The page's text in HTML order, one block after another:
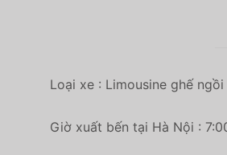
Loại xe : Limousine ghế
Giờ xuất bến tại Hà Nội :